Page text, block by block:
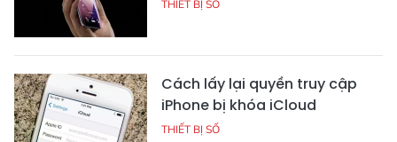
THIẾT BỊ SỐ
Cách lấy lại quyền truy cập
iPhone bị khóa iCloud
THIẾT BỊ SỐ